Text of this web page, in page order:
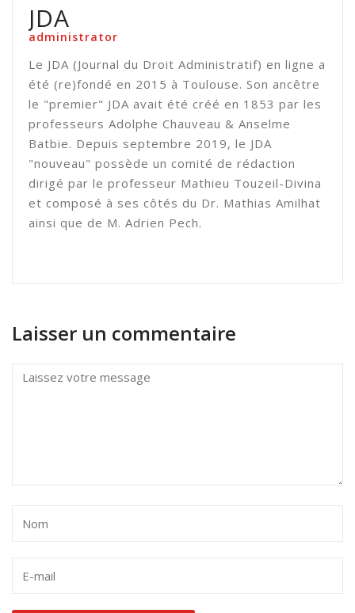
JDA
administrator
Le JDA (Journal du Droit Administratif) en ligne a
été (re)fondé en 2015 à Toulouse. Son ancêtre
le "premier" JDA avait été créé en 1853 par les
professeurs Adolphe Chauveau & Anselme
Batbie. Depuis septembre 2019, le JDA
"nouveau" possède un comité de rédaction
dirigé par le professeur Mathieu Touzeil-Divina
et composé à ses côtés du Dr. Mathias Amilhat
ainsi que de M. Adrien Pech.
Laisser un commentaire